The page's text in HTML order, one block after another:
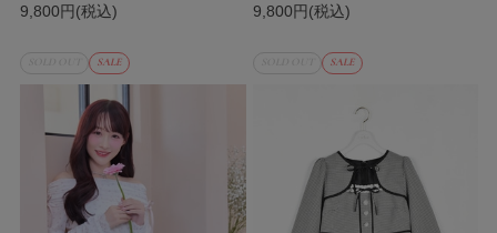
9,800円(税込) 9,800円(税込)
SALE SALE